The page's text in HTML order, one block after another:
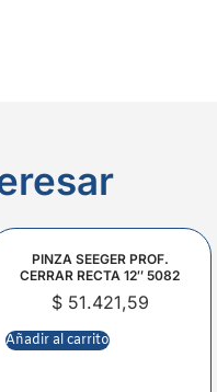
PINZA SEEGER PROF.
CERRAR RECTA 12″ 5082
$51.421,59
Añadir al carrito